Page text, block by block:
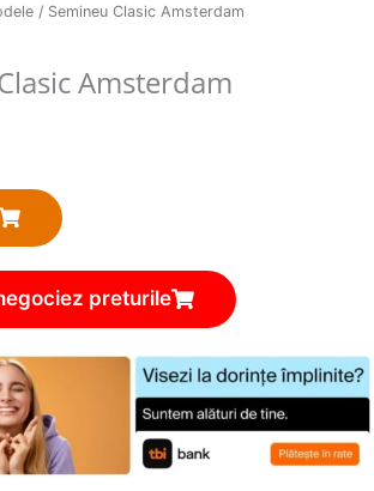
/ Semineu Clasic Amsterdam
Amsterdam
preturile